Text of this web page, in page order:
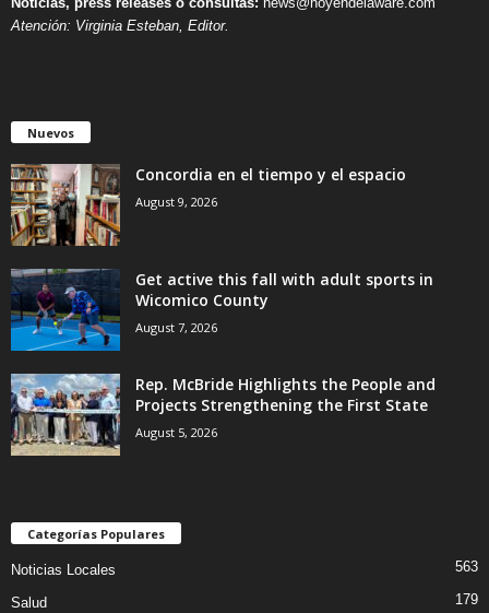
Atención: Virginia Esteban, Editor.
Nuevos
Concordia en el tiempo y el espacio
August 9, 2026
Get active this fall with adult sports in
Wicomico County
August 7, 2026
Rep. McBride Highlights the People and
Projects Strengthening the First State
August 5, 2026
Categorías Populares
Noticias Locales 563
Salud 179